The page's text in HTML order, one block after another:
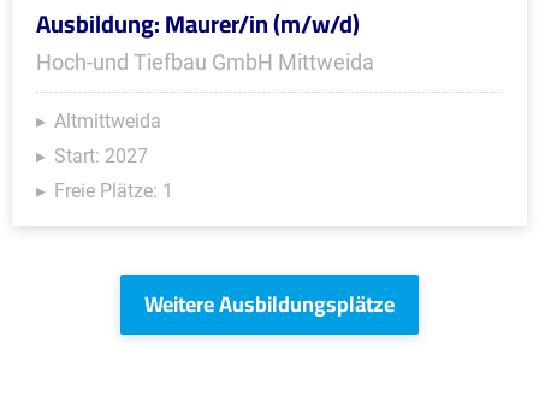
Ausbildung: Maurer/in (m/w/d)
Hoch-und Tiefbau GmbH Mittweida
Altmittweida
Start: 2027
Freie Plätze: 1
Weitere Ausbildungsplätze